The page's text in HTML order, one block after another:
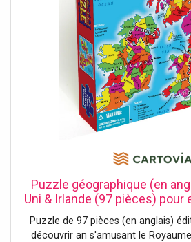
Puzzle géographique (en
Uni & Irlande (97 pièces) pour
Geotoys
Puzzle de 97 pièces (en anglais)
découvrir an s'amusant le